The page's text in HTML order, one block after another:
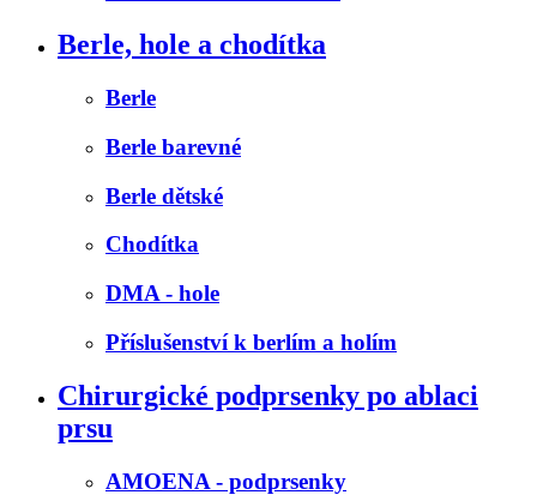
Berle, hole a chodítka
Berle
Berle barevné
Berle dětské
Chodítka
DMA - hole
Příslušenství k berlím a holím
Chirurgické podprsenky po ablaci
prsu
AMOENA - podprsenky